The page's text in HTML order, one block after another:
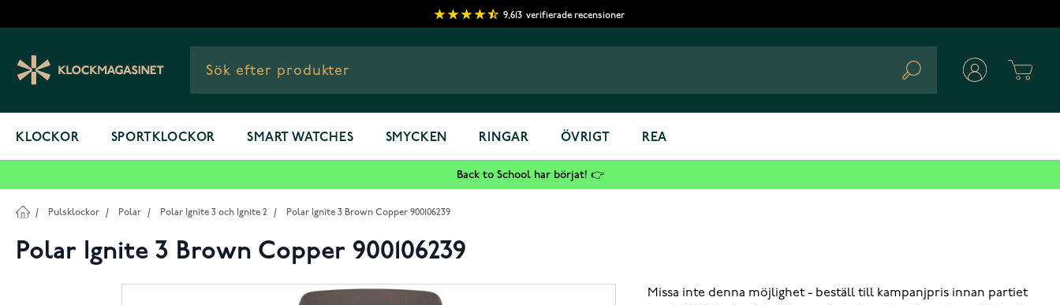
9,613 verifierade recensioner
Search
KLOCKOR SPORTKLOCKOR SMART WATCHES SMYCKEN RINGAR ÖVRIGT REA
Back to School har börjat! 👉
/ Pulsklockor / Polar / Polar Ignite 3 och Ignite 2 / Polar Ignite 3 Brown Copper 900106239
Polar Ignite 3 Brown Copper 900106239
Missa inte denna möjlighet - beställ till kampanjpris innan partiet